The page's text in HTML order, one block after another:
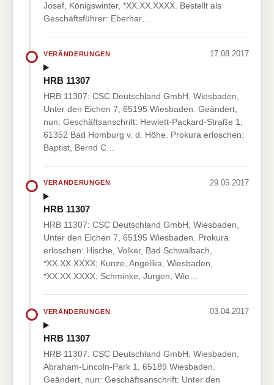
Josef, Königswinter, *XX.XX.XXXX. Bestellt als
Geschäftsführer: Eberhar…
VERÄNDERUNGEN 17.08.2017
HRB 11307
HRB 11307: CSC Deutschland GmbH, Wiesbaden,
Unter den Eichen 7, 65195 Wiesbaden. Geändert,
nun: Geschäftsanschrift: Hewlett-Packard-Straße 1,
61352 Bad Homburg v. d. Höhe. Prokura erloschen:
Baptist, Bernd C…
VERÄNDERUNGEN 29.05.2017
HRB 11307
HRB 11307: CSC Deutschland GmbH, Wiesbaden,
Unter den Eichen 7, 65195 Wiesbaden. Prokura
erloschen: Hische, Volker, Bad Schwalbach,
*XX.XX.XXXX; Kunze, Angelika, Wiesbaden,
*XX.XX.XXXX; Schminke, Jürgen, Wie…
VERÄNDERUNGEN 03.04.2017
HRB 11307
HRB 11307: CSC Deutschland GmbH, Wiesbaden,
Abraham-Lincoln-Park 1, 65189 Wiesbaden.
Geändert, nun: Geschäftsanschrift: Unter den